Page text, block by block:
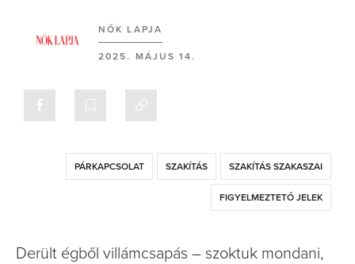
NŐK LAPJA
2025. MÁJUS 14.
PÁRKAPCSOLAT SZAKÍTÁS SZAKÍTÁS SZAKASZAI
FIGYELMEZTETŐ JELEK
Derült égből villámcsapás – szoktuk mondani,